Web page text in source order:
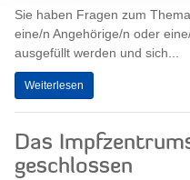
Sie haben Fragen zum
eine/n Angehörige/n oder
ausgefüllt werden und sich...
Weiterlesen
Das
geschlossen